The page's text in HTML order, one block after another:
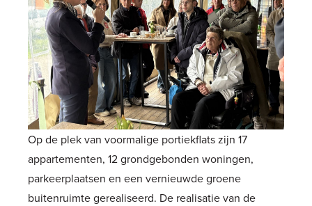
Op de plek van voormalige portiekflats zijn 17
appartementen, 12 grondgebonden woningen,
parkeerplaatsen en een vernieuwde groene
buitenruimte gerealiseerd. De realisatie van de